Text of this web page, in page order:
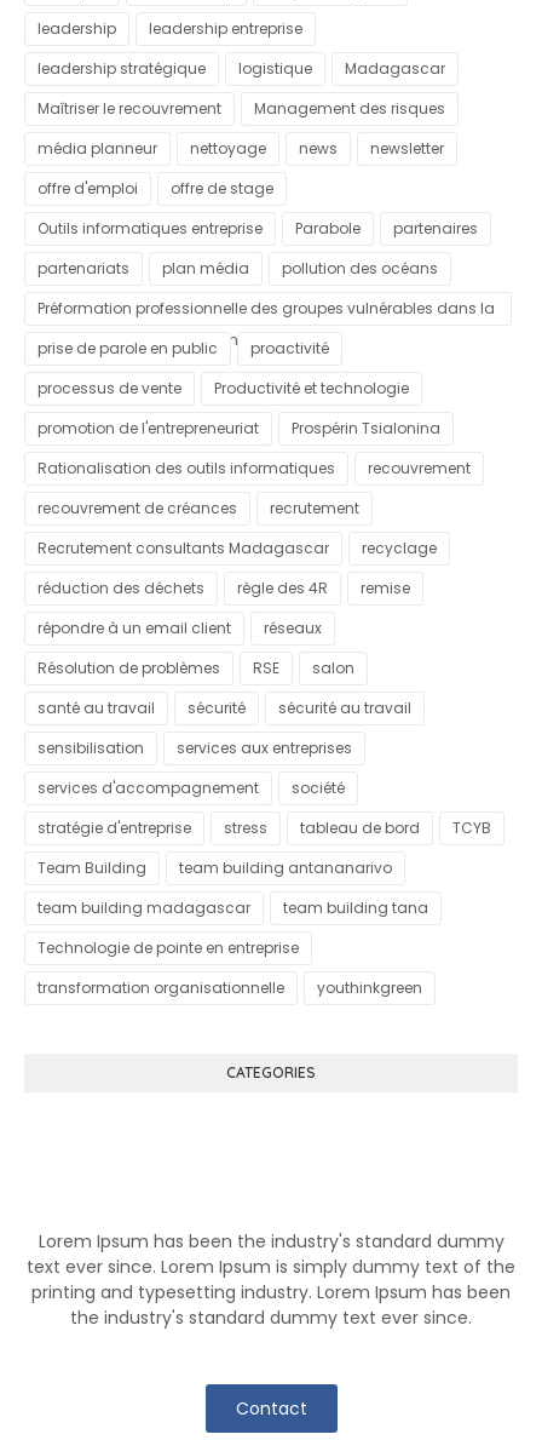
leadership
leadership entreprise
leadership stratégique
logistique
Madagascar
Maîtriser le recouvrement
Management des risques
média planneur
nettoyage news
newsletter
offre d'emploi
offre de stage
Outils informatiques entreprise
Parabole
partenaires
partenariats
plan média
pollution des océans
Préformation professionnelle des groupes vulnérables dans la
commune urbaine d'Antananarivo
prise de parole en public
proactivité
processus de vente
Productivité et technologie
promotion de l'entrepreneuriat
Prospérin Tsialonina
Rationalisation des outils informatiques
recouvrement
recouvrement de créances
recrutement
Recrutement consultants Madagascar
recyclage
réduction des déchets
règle des 4R
remise
répondre à un email client
réseaux
Résolution de problèmes
RSE
salon
santé au travail
sécurité
sécurité au travail
sensibilisation
services aux entreprises
services d'accompagnement
société
stratégie d'entreprise
stress tableau de bord
TCYB
Team Building
team building antananarivo
team building madagascar
team building tana
Technologie de pointe en entreprise
transformation organisationnelle
youthinkgreen
CATEGORIES
Lorem Ipsum has been the industry's standard dummy
text ever since. Lorem Ipsum is simply dummy text of the
printing and typesetting industry. Lorem Ipsum has been
the industry's standard dummy text ever since.
Contact